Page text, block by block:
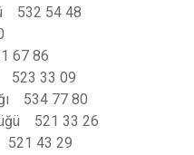
532 54 48
67 86
523 33 09
534 77 80
521 33 26
521 43 29